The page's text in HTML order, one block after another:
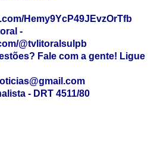
Hemy9YcP49JEvzOrTfb
-
@tvlitoralsulpb
Fale com a gente! Ligue
- DRT 4511/80